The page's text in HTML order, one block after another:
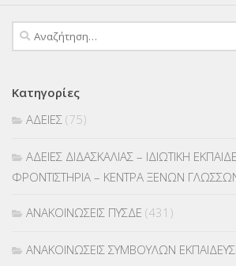
Αναζήτηση
για:
Κατηγορίες
ΑΔΕΙΕΣ (75)
ΑΔΕΙΕΣ ΔΙΔΑΣΚΑΛΙΑΣ – ΙΔΙΩΤΙΚΗ
ΦΡΟΝΤΙΣΤΗΡΙΑ – ΚΕΝΤΡΑ ΞΕΝΩΝ
ΑΝΑΚΟΙΝΩΣΕΙΣ ΠΥΣΔΕ (431)
ΑΝΑΚΟΙΝΩΣΕΙΣ ΣΥΜΒΟΥΛΩΝ